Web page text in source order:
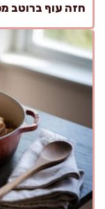
חזה עוף ברוטב מפנק ב-30 דקות,